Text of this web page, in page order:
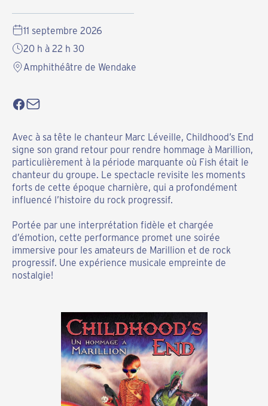
11 septembre 2026
20 h à 22 h 30
Amphithéâtre de Wendake
Avec à sa tête le chanteur Marc Léveille, Childhood’s End
signe son grand retour pour rendre hommage à Marillion,
particulièrement à la période marquante où Fish était le
chanteur du groupe. Le spectacle revisite les moments
forts de cette époque charnière, qui a profondément
influencé l’histoire du rock progressif.
Portée par une interprétation fidèle et chargée
d’émotion, cette performance promet une soirée
immersive pour les amateurs de Marillion et de rock
progressif. Une expérience musicale empreinte de
nostalgie!